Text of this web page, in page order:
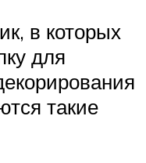
в которых
для
такие